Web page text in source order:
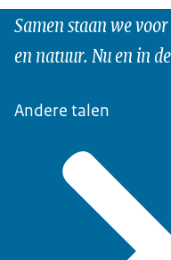
Samen staan we
en natuur. Nu en in
Andere talen